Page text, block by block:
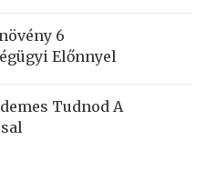
6
Előnnyel
Tudnod A